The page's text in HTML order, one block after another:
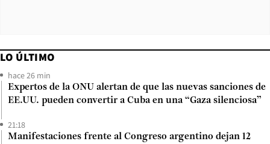
LO ÚLTIMO
hace 26 min
Expertos de la ONU alertan de que las nuevas sanciones de
EE.UU. pueden convertir a Cuba en una “Gaza silenciosa”
21:18
Manifestaciones frente al Congreso argentino dejan 12